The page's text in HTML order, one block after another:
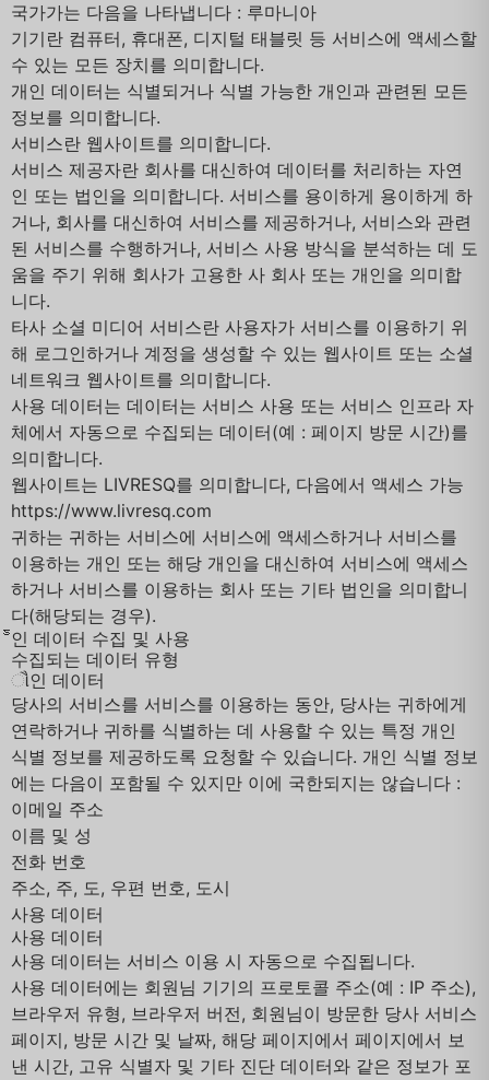
국가가는 다음을 나타냅니다 : 루마니아
기기란 컴퓨터, 휴대폰, 디지털 태블릿 등 서비스에 액세스할
수 있는 모든 장치를 의미합니다.
개인 데이터는 식별되거나 식별 가능한 개인과 관련된 모든
정보를 의미합니다.
서비스란 웹사이트를 의미합니다.
서비스 제공자란 회사를 대신하여 데이터를 처리하는 자연
인 또는 법인을 의미합니다. 서비스를 용이하게 용이하게 하
거나, 회사를 대신하여 서비스를 제공하거나, 서비스와 관련
된 서비스를 수행하거나, 서비스 사용 방식을 분석하는 데 도
움을 주기 위해 회사가 고용한 사 회사 또는 개인을 의미합
니다.
타사 소셜 미디어 서비스란 사용자가 서비스를 이용하기 위
해 로그인하거나 계정을 생성할 수 있는 웹사이트 또는 소셜
네트워크 웹사이트를 의미합니다.
사용 데이터는 데이터는 서비스 사용 또는 서비스 인프라 자
체에서 자동으로 수집되는 데이터(예 : 페이지 방문 시간)를
의미합니다.
웹사이트는 LIVRESQ를 의미합니다, 다음에서 액세스 가능
https://www.livresq.com
귀하는 귀하는 서비스에 서비스에 액세스하거나 서비스를
이용하는 개인 또는 해당 개인을 대신하여 서비스에 액세스
하거나 서비스를 이용하는 회사 또는 기타 법인을 의미합니
다(해당되는 경우).
ᫌ인 데이터 수집 및 사용
수집되는 데이터 유형
ૌ인 데이터
당사의 서비스를 서비스를 이용하는 동안, 당사는 귀하에게
연락하거나 귀하를 식별하는 데 사용할 수 있는 특정 개인
식별 정보를 제공하도록 요청할 수 있습니다. 개인 식별 정보
에는 다음이 포함될 수 있지만 이에 국한되지는 않습니다 :
이메일 주소
이름 및 성
전화 번호
주소, 주, 도, 우편 번호, 도시
사용 데이터
사용 데이터
사용 데이터는 서비스 이용 시 자동으로 수집됩니다.
사용 데이터에는 회원님 기기의 프로토콜 주소(예 : IP 주소),
브라우저 유형, 브라우저 버전, 회원님이 방문한 당사 서비스
페이지, 방문 시간 및 날짜, 해당 페이지에서 페이지에서 보
낸 시간, 고유 식별자 및 기타 진단 데이터와 같은 정보가 포